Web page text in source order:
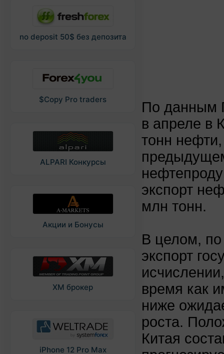
no deposit 50$ без депозита
$Copy Pro traders
ALPARI Конкурсы
Акции и Бонусы
XM брокер
iPhone 12 Pro Max
По данным
в апреле в
тонн
экспорт
млн тонн.
В целом, по
экспорт
время как
ниже
роста.
Китая